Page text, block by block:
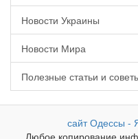
Новости Украины
Новости Мира
Полезные статьи и
сайт Одессы -